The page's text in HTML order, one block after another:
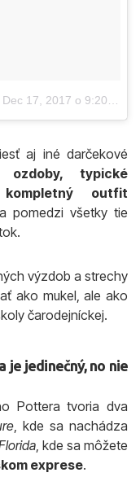
Dec 17, 2017 o 9:20 PST
aj iné darčekové
ozdoby, typické
outfit
pomedzi všetky tie
výzdob a strechy
ako mukel, ale ako
čarodejníckej.
je jedinečný, no nie
Pottera tvoria dva
, kde sa nachádza
, kde sa môžete
exprese.